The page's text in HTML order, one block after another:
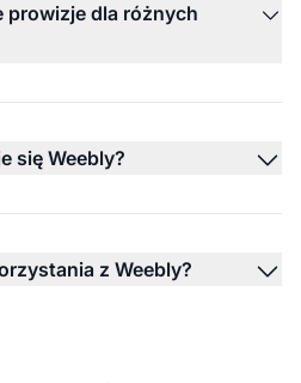
prowizje dla różnych
się Weebly?
z Weebly?